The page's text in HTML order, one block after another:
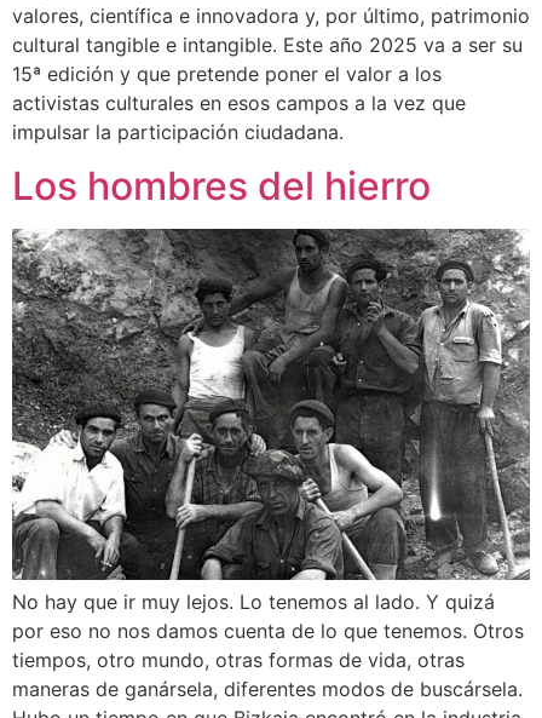
valores, científica e innovadora y, por último, patrimonio
cultural tangible e intangible. Este año 2025 va a ser su
15ª edición y que pretende poner el valor a los
activistas culturales en esos campos a la vez que
impulsar la participación ciudadana.
Los hombres del hierro
No hay que ir muy lejos. Lo tenemos al lado. Y quizá
por eso no nos damos cuenta de lo que tenemos. Otros
tiempos, otro mundo, otras formas de vida, otras
maneras de ganársela, diferentes modos de buscársela.